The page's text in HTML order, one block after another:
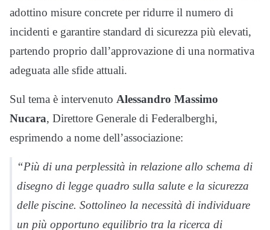
adottino misure concrete per ridurre il numero di
incidenti e garantire standard di sicurezza più elevati,
partendo proprio dall’approvazione di una normativa
adeguata alle sfide attuali.
Sul tema è intervenuto Alessandro Massimo
Nucara, Direttore Generale di Federalberghi,
esprimendo a nome dell’associazione:
“Più di una perplessità in relazione allo schema di
disegno di legge quadro sulla salute e la sicurezza
delle piscine. Sottolineo la necessità di individuare
un più opportuno equilibrio tra la ricerca di